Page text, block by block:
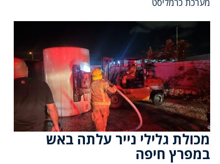
מערכת כרמליסט
מכולת גלילי נייר עלתה באש
במפרץ חיפה